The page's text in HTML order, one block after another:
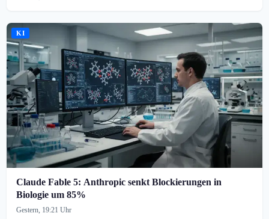
KI
Claude Fable 5: Anthropic senkt Blockierungen in
Biologie um 85%
Gestern, 19:21 Uhr